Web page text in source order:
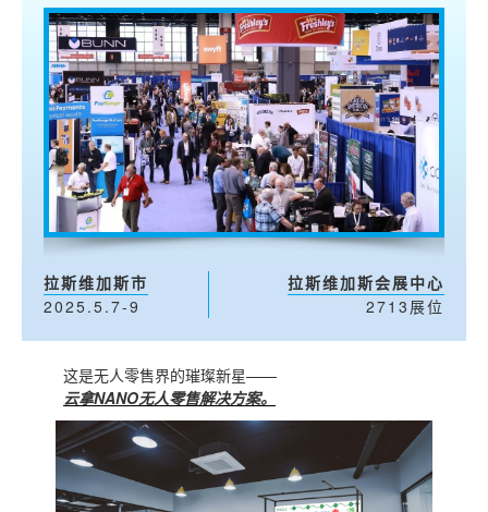
拉斯维加斯市
2025.5.7-9
拉斯维加斯会展中心
2713展位
这是无人零售界的璀璨新星——
云拿NANO无人零售解决方案。